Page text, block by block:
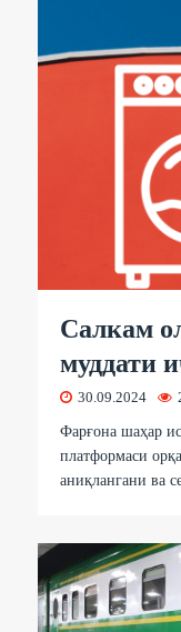
Салкам
муддати
30.09.2024
Фарғона шаҳар
платформаси
аниқлангани ва